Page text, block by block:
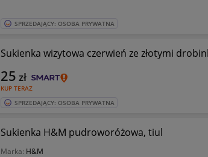
SPRZEDAJĄCY: OSOBA PRYWATNA
Sukienka wizytowa czerwień ze złotymi
KUP TERAZ
25 zł
SPRZEDAJĄCY: OSOBA PRYWATNA
Sukienka H&M pudroworóżowa, tiul
Marka: H&M